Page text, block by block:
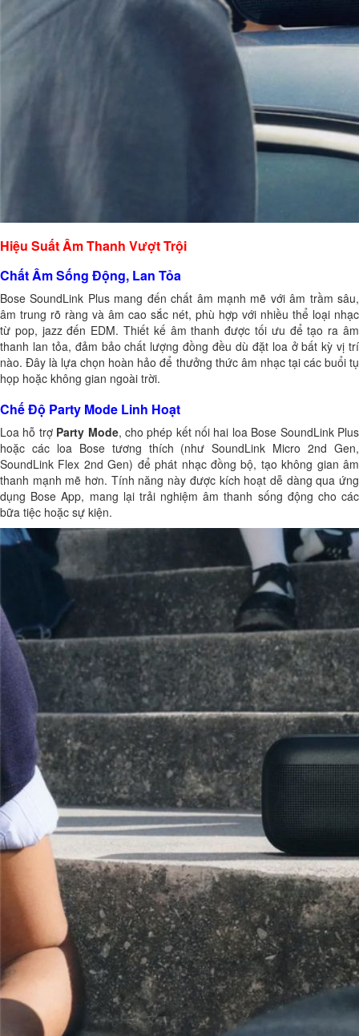
Hiệu Suất Âm Thanh Vượt Trội
Chất Âm Sống Động, Lan Tỏa
Bose SoundLink Plus mang đến chất âm mạnh mẽ với âm trầm sâu,
âm trung rõ ràng và âm cao sắc nét, phù hợp với nhiều thể loại nhạc
từ pop, jazz đến EDM. Thiết kế âm thanh được tối ưu để tạo ra âm
thanh lan tỏa, đảm bảo chất lượng đồng đều dù đặt loa ở bất kỳ vị trí
nào. Đây là lựa chọn hoàn hảo để thưởng thức âm nhạc tại các buổi tụ
họp hoặc không gian ngoài trời.
Chế Độ Party Mode Linh Hoạt
Loa hỗ trợ Party Mode, cho phép kết nối hai loa Bose SoundLink Plus
hoặc các loa Bose tương thích (như SoundLink Micro 2nd Gen,
SoundLink Flex 2nd Gen) để phát nhạc đồng bộ, tạo không gian âm
thanh mạnh mẽ hơn. Tính năng này được kích hoạt dễ dàng qua ứng
dụng Bose App, mang lại trải nghiệm âm thanh sống động cho các
bữa tiệc hoặc sự kiện.